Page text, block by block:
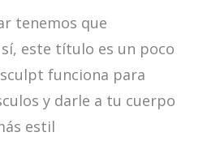
tenemos que
este título es un poco
funciona para
y darle a tu cuerpo
estil